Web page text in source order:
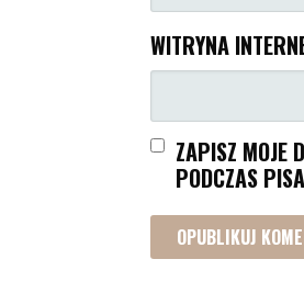
WITRYNA
ZAPISZ MOJE
PODCZAS